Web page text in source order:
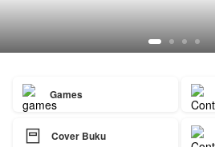
Games
 Cover Buku